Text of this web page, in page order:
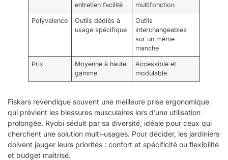
entretien facilité
multifonction
Polyvalence
Outils dédiés à
usage spécifique
Outils
interchangeables
sur un même
manche
Prix
Moyenne à haute
gamme
Accessible et
modulable
Fiskars revendique souvent une meilleure prise ergonomique
qui prévient les blessures musculaires lors d’une utilisation
prolongée. Ryobi séduit par sa diversité, idéale pour ceux qui
cherchent une solution multi-usages. Pour décider, les jardiniers
doivent jauger leurs priorités : confort et spécificité ou flexibilité
et budget maîtrisé.